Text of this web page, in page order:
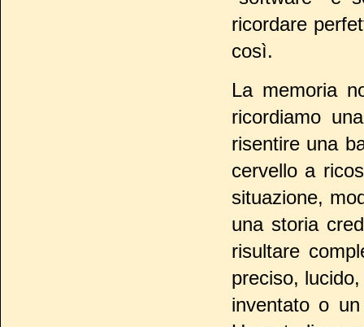
ricordare
così.
La memoria
ricordiamo
risentire una
cervello a
situazione,
una storia
risultare
preciso,
inventato o